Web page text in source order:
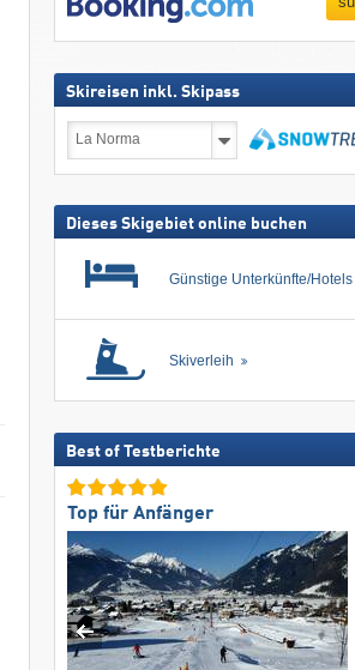
Skireisen inkl. Skipass
inkl.
Dieses Skigebiet online buchen
Günstige Unterkünfte/Hotels
Skiverleih
Best of Testberichte
Top für Anfänger